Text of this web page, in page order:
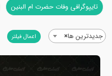
تایپوگرافی وفات حضرت ام البنین
×جدیدترین ها اعمال فیلتر